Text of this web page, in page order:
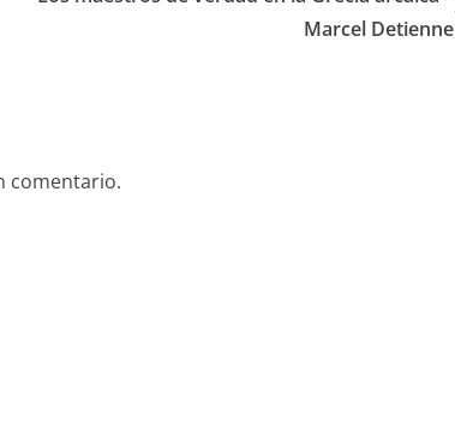
Marcel Detienne
comentario.